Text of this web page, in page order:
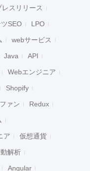
レスリリース
SEO LPO
webサービス
Java API
Webエンジニア
Shopify
ファン Redux
ア 仮想通貨
解析
Angular